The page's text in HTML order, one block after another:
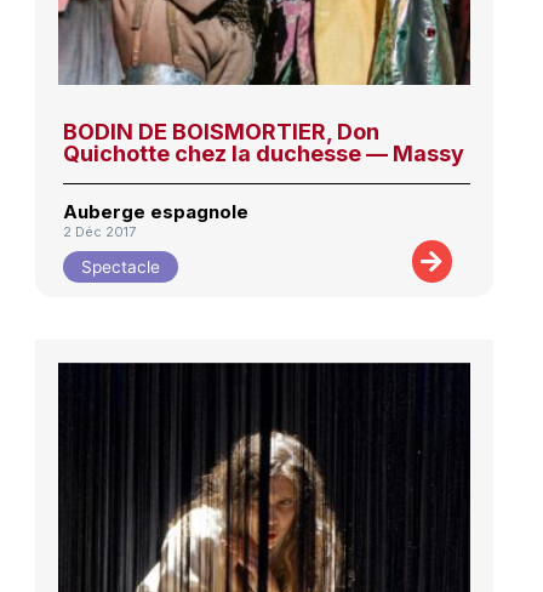
BODIN DE BOISMORTIER, Don
Quichotte chez la duchesse — Massy
Auberge espagnole
2 Déc 2017
Spectacle